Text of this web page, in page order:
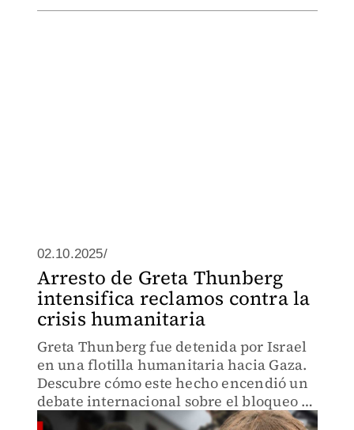
02.10.2025/
Arresto de Greta Thunberg
intensifica reclamos contra la
crisis humanitaria
Greta Thunberg fue detenida por Israel
en una flotilla humanitaria hacia Gaza.
Descubre cómo este hecho encendió un
debate internacional sobre el bloqueo y
la crisis humanitaria en la región.